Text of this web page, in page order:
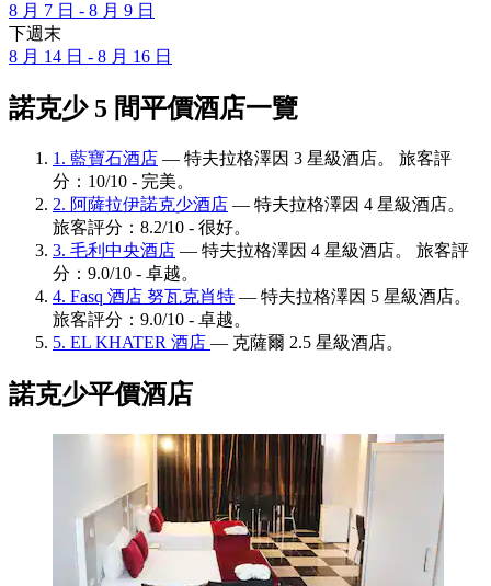
8 月 7 日 - 8 月 9 日
下週末
8 月 14 日 - 8 月 16 日
諾克少 5 間平價酒店一覽
1. 藍寶石酒店 — 特夫拉格澤因 3 星級酒店。 旅客評
分：10/10 - 完美。
2. 阿薩拉伊諾克少酒店 — 特夫拉格澤因 4 星級酒店。
旅客評分：8.2/10 - 很好。
3. 毛利中央酒店 — 特夫拉格澤因 4 星級酒店。 旅客評
分：9.0/10 - 卓越。
4. Fasq 酒店 努瓦克肖特 — 特夫拉格澤因 5 星級酒店。
旅客評分：9.0/10 - 卓越。
5. EL KHATER 酒店 — 克薩爾 2.5 星級酒店。
諾克少平價酒店